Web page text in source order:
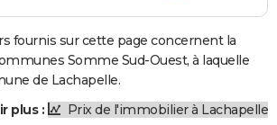
fournis sur cette page concernent la
Somme Sud-Ouest, à laquelle
de Lachapelle.
plus :
Prix de l'immobilier à Lachapelle